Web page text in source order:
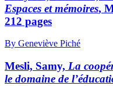
Espaces et mémoires,
212 pages
By Geneviève Piché
Mesli, Samy, La
le domaine de